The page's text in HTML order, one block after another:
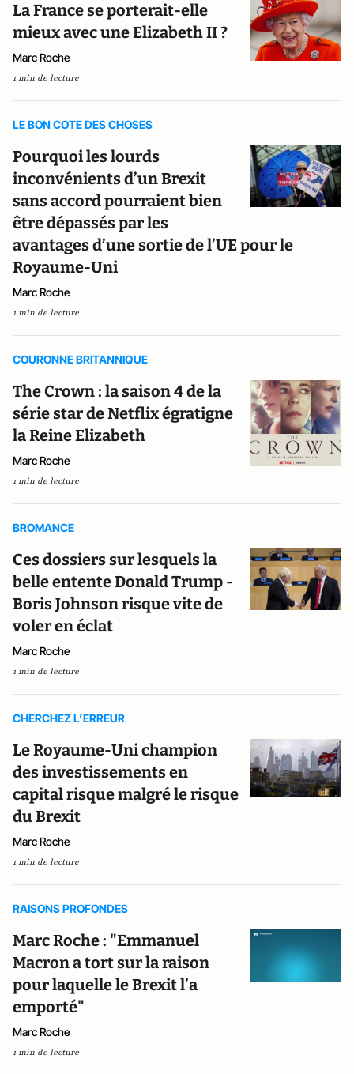
La France se porterait-elle
mieux avec une Elizabeth II ?
Marc Roche
1 min de lecture
LE BON COTE DES CHOSES
Pourquoi les lourds
inconvénients d’un Brexit
sans accord pourraient bien
être dépassés par les
avantages d’une sortie de l’UE pour le
Royaume-Uni
Marc Roche
1 min de lecture
COURONNE BRITANNIQUE
The Crown : la saison 4 de la
série star de Netflix égratigne
la Reine Elizabeth
Marc Roche
1 min de lecture
BROMANCE
Ces dossiers sur lesquels la
belle entente Donald Trump -
Boris Johnson risque vite de
voler en éclat
Marc Roche
1 min de lecture
CHERCHEZ L’ERREUR
Le Royaume-Uni champion
des investissements en
capital risque malgré le risque
du Brexit
Marc Roche
1 min de lecture
RAISONS PROFONDES
Marc Roche : "Emmanuel
Macron a tort sur la raison
pour laquelle le Brexit l’a
emporté"
Marc Roche
1 min de lecture